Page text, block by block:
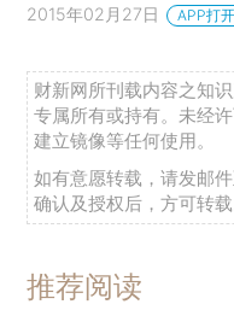
2015年02月27日 APP打开
财新网所刊载内容之知
专属所有或持有。未经
建立镜像等任何使用。
如有意愿转载，请发邮
确认及授权后，方可转载
推荐阅读